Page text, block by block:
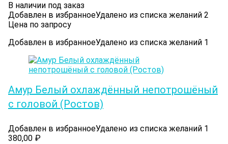
В наличии под заказ
Добавлен в избранноеУдалено из списка желаний 2
Цена по запросу
Добавлен в избранноеУдалено из списка желаний 1
Амур Белый охлаждённый непотрошёный
с головой (Ростов)
Добавлен в избранноеУдалено из списка желаний 1
380,00 ₽